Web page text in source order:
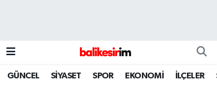
GÜNCEL SİYASET SPOR EKONOMİ İLÇELER